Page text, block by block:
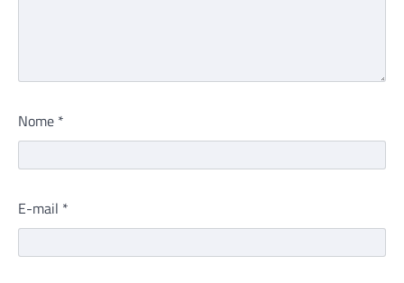
Nome *
E-mail *